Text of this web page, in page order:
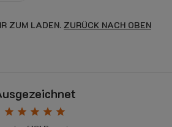
ZUM LADEN. ZURÜCK NACH OBEN
star star star star star